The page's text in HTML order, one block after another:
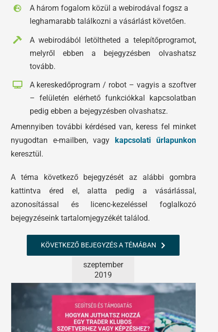
A három fogalom közül a webirodával fogsz a
leghamarabb találkozni a vásárlást követően.
A webirodából letöltheted a telepítőprogramot,
melyről ebben a bejegyzésben olvashatsz
tovább.
A kereskedőprogram / robot – vagyis a szoftver
– felületén elérhető funkciókkal kapcsolatban
pedig ebben a bejegyzésben olvashatsz.
Amennyiben további kérdésed van, keress fel minket
nyugodtan e-mailben, vagy
kapcsolati űrlapunkon
keresztül.
A téma következő bejegyzését az alábbi gombra
kattintva éred el, alatta pedig a vásárlással,
azonosítással és licenc-kezeléssel foglalkozó
bejegyzéseink tartalomjegyzékét találod.
KÖVETKEZŐ BEJEGYZÉS A TÉMÁBAN
szeptember
2019